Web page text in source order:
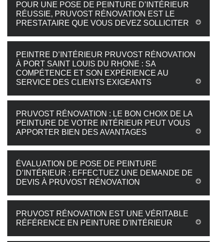
POUR UNE POSE DE PEINTURE D’INTÉRIEUR
RÉUSSIE, PRUVOST RÉNOVATION EST LE
PRESTATAIRE QUE VOUS DEVEZ SOLLICITER
PEINTRE D’INTÉRIEUR PRUVOST RÉNOVATION
À PORT SAINT LOUIS DU RHONE : SA
COMPÉTENCE ET SON EXPÉRIENCE AU
SERVICE DES CLIENTS EXIGEANTS
PRUVOST RÉNOVATION : LE BON CHOIX DE LA
PEINTURE DE VOTRE INTÉRIEUR PEUT VOUS
APPORTER BIEN DES AVANTAGES
ÉVALUATION DE POSE DE PEINTURE
D’INTÉRIEUR : EFFECTUEZ UNE DEMANDE DE
DEVIS À PRUVOST RÉNOVATION
PRUVOST RÉNOVATION EST UNE VÉRITABLE
RÉFÉRENCE EN PEINTURE D'INTÉRIEUR